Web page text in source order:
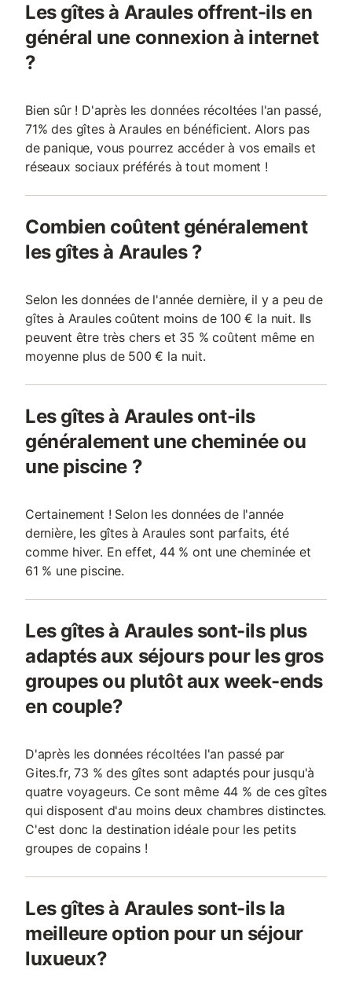
Les gîtes à Araules offrent-ils en
général une connexion à internet
?
Bien sûr ! D'après les données récoltées l'an passé,
71% des gîtes à Araules en bénéficient. Alors pas
de panique, vous pourrez accéder à vos emails et
réseaux sociaux préférés à tout moment !
Combien coûtent généralement
les gîtes à Araules ?
Selon les données de l'année dernière, il y a peu de
gîtes à Araules coûtent moins de 100 € la nuit. Ils
peuvent être très chers et 35 % coûtent même en
moyenne plus de 500 € la nuit.
Les gîtes à Araules ont-ils
généralement une cheminée ou
une piscine ?
Certainement ! Selon les données de l'année
dernière, les gîtes à Araules sont parfaits, été
comme hiver. En effet, 44 % ont une cheminée et
61 % une piscine.
Les gîtes à Araules sont-ils plus
adaptés aux séjours pour les gros
groupes ou plutôt aux week-ends
en couple?
D'après les données récoltées l'an passé par
Gites.fr, 73 % des gîtes sont adaptés pour jusqu'à
quatre voyageurs. Ce sont même 44 % de ces gîtes
qui disposent d'au moins deux chambres distinctes.
C'est donc la destination idéale pour les petits
groupes de copains !
Les gîtes à Araules sont-ils la
meilleure option pour un séjour
luxueux?